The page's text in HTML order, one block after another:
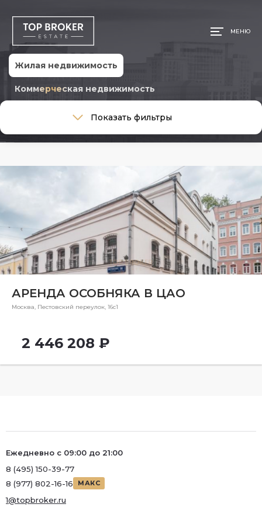
МЕНЮ
Жилая недвижимость
Коммерческая недвижимость
Тип сделки
Тип недвижимости
Ремонт
Ремонт
Район
Район
Метро
Показать фильтры
АРЕНДА ОСОБНЯКА В ЦАО
Москва, Пестовский переулок, 16с1
2 446 208 ₽
Ежедневно с 09:00 до 21:00
8 (495) 150-39-77
8 (977) 802-16-16
МАКС
1@topbroker.ru